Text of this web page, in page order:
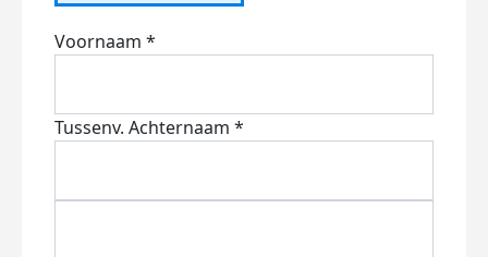
Voornaam *
Tussenv. Achternaam *